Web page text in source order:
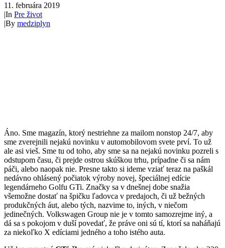
11. februára 2019
|In Pre život
|By medziplyn
Áno. Sme magazín, ktorý nestriehne za mailom nonstop 24/7, aby
sme zverejnili nejakú novinku v automobilovom svete prví. To už
ale asi vieš. Sme tu od toho, aby sme sa na nejakú novinku pozreli s
odstupom času, či prejde ostrou skúškou trhu, prípadne či sa nám
páči, alebo naopak nie. Presne takto si ideme vziať teraz na paškál
nedávno ohlásený počiatok výroby novej, špeciálnej edície
legendárneho Golfu GTi. Značky sa v dnešnej dobe snažia
všemožne dostať na špičku ľadovca v predajoch, či už bežných
produkčných áut, alebo tých, nazvime to, iných, v niečom
jedinečných. Volkswagen Group nie je v tomto samozrejme iný, a
dá sa s pokojom v duší povedať, že práve oni sú tí, ktorí sa naháňajú
za niekoľko X edíciami jedného a toho istého auta.